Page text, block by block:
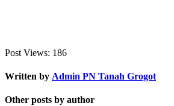
Post Views: 186
Written by Admin PN Tanah Grogot
Other posts by author